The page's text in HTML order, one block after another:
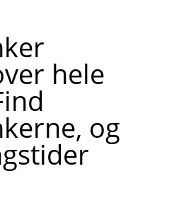
hele
og